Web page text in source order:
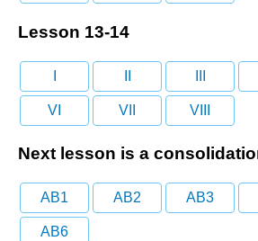
Lesson 13-14
VI VII VIII
Next lesson is a
AB1 AB2 AB3
AB6